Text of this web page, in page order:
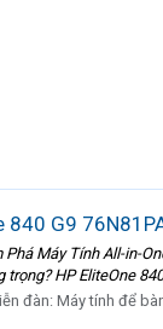
G9
Máy Tính All-in-
HP EliteOne
đàn:Máy tính để